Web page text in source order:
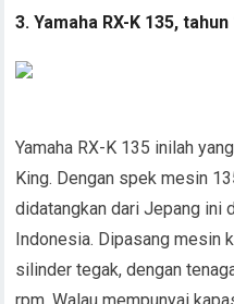
3. Yamaha RX-K 135, tahun
Yamaha RX-K 135 inilah
King. Dengan spek mesin
didatangkan dari Jepang ini
Indonesia. Dipasang mesin
silinder tegak, dengan